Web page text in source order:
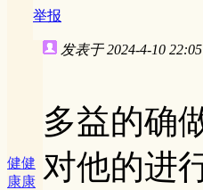
举报
健健
康康
发表于 2024-4-10 22:05
多益的确
对他的进